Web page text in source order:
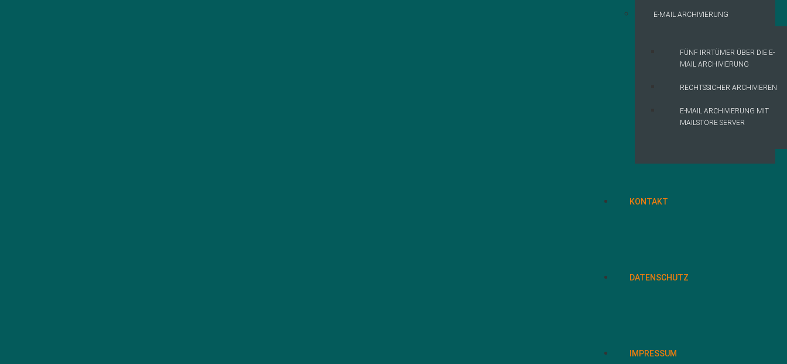
E-MAIL ARCHIVIERUNG
FÜNF IRRTÜMER ÜBER DIE E-
MAIL ARCHIVIERUNG
RECHTSSICHER ARCHIVIEREN
E-MAIL ARCHIVIERUNG MIT
MAILSTORE SERVER
KONTAKT
DATENSCHUTZ
IMPRESSUM